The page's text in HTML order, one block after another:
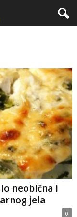
neobična i
jela
0